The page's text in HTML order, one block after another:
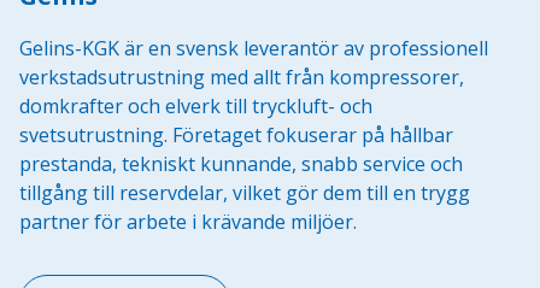
Gelins-KGK är en svensk leverantör av professionell
verkstadsutrustning med allt från kompressorer,
domkrafter och elverk till tryckluft- och
svetsutrustning. Företaget fokuserar på hållbar
prestanda, tekniskt kunnande, snabb service och
tillgång till reservdelar, vilket gör dem till en trygg
partner för arbete i krävande miljöer.